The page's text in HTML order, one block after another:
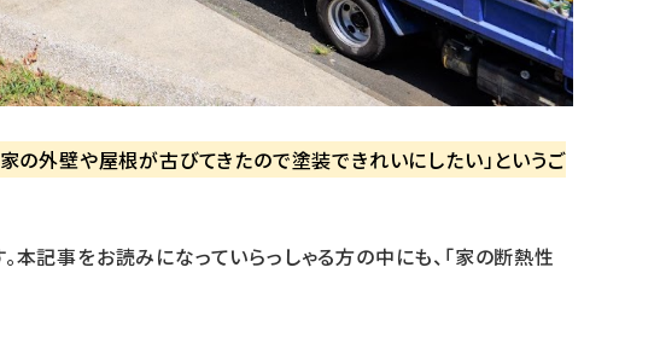
家の外壁や屋根が古びてきたので塗装できれいにしたい」というご
記事をお読みになっていらっしゃる方の中にも、「家の断熱性